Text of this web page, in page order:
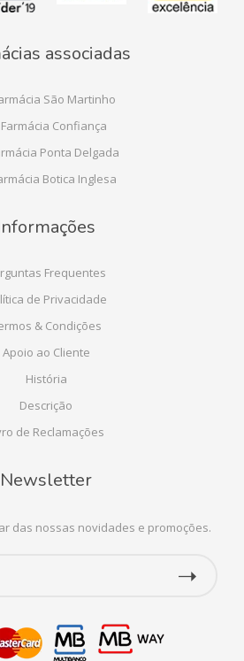
associadas
São Martinho
Farmácia Confiança
Ponta Delgada
Botica Inglesa
Frequentes
de Privacidade
& Condições
Apoio ao Cliente
História
Descrição
de Reclamações
Newsletter
das nossas novidades e promoções.